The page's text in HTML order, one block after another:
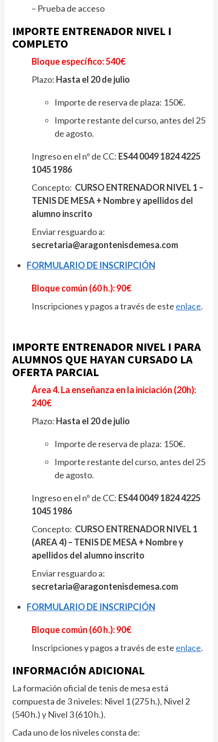
– Prueba de acceso
IMPORTE ENTRENADOR NIVEL I
COMPLETO
Bloque específico: 540
Plazo: Hasta el 20 de julio
Importe de reserva de plaza: 150€.
Importe restante del curso, antes del 25
de agosto.
Ingreso en el nº de CC: ES44 0049 1824 4225
1045 1986
Concepto: CURSO ENTRENADOR NIVEL 1 –
TENIS DE MESA + Nombre y apellidos del
alumno inscrito
Enviar resguardo a:
secretaria@aragontenisdemesa.com
FORMULARIO DE INSCRIPCIÓN
Bloque común (60 h.): 90
Inscripciones y pagos a través de este enlace.
IMPORTE ENTRENADOR NIVEL I PARA
ALUMNOS QUE HAYAN CURSADO LA
OFERTA PARCIAL
Área 4. La enseñanza en la iniciación (20h):
240
Plazo: Hasta el 20 de julio
Importe de reserva de plaza: 150€.
Importe restante del curso, antes del 25
de agosto.
Ingreso en el nº de CC: ES44 0049 1824 4225
1045 1986
Concepto: CURSO ENTRENADOR NIVEL 1
(AREA 4) – TENIS DE MESA + Nombre y
apellidos del alumno inscrito
Enviar resguardo a:
secretaria@aragontenisdemesa.com
FORMULARIO DE INSCRIPCIÓN
Bloque común (60 h.): 90
Inscripciones y pagos a través de este enlace.
INFORMACIÓN ADICIONAL
La formación oficial de tenis de mesa est
compuesta de 3 niveles: Nivel 1 (275 h.), Nivel 2
(540 h.) y Nivel 3 (610 h.).
Cada uno de los niveles consta de: